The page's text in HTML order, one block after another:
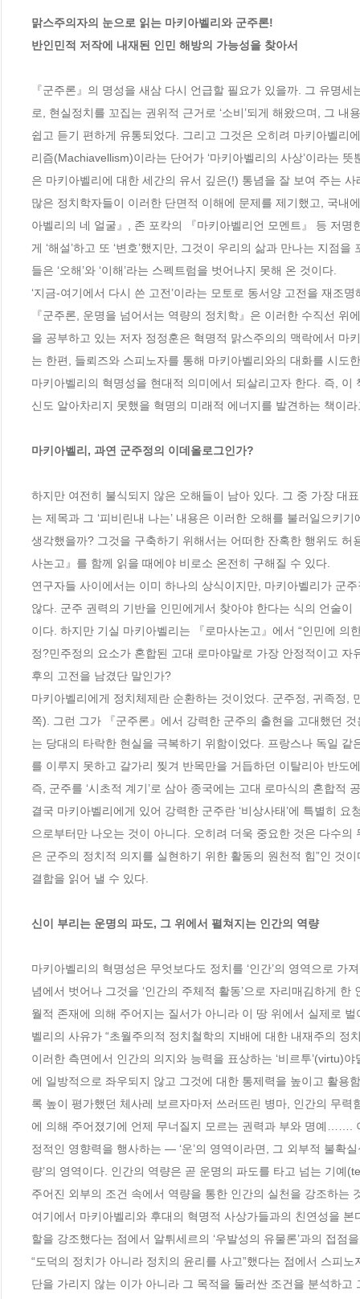
맑스주의자의 눈으로 읽는 마키아벨리와 군주론!
반인민적 저작에 내재된 인민 해방의 가능성을 찾아서
『군주론』의 명성을 새삼 다시 언급할 필요가 있을까. 그 유명
로, 현실정치를 꼬집는 권위적 근거로 ‘소비’되게 해왔으며, 그 내
쉽고 듣기 편하게 유통되었다. 그리고 그것은 오히려 마키아벨리
리즘(Machiavellism)이라는 단어가 ‘마키아벨리의 사상’이라는
은 마키아벨리에 대한 세간의 유서 깊은(!) 통념을 잘 보여 주는 사
많은 정치학자들이 이러한 단면적 이해에 문제를 제기했고, 국내
아벨리의 네 얼굴』, 존 포칵의 『마키아벨리언 모멘트』 등 저
게 ‘해설’하고 또 ‘변호’했지만, 그것이 우리의 삶과 만나는 지점
들은 ‘오해’와 ‘이해’라는 스펙트럼을 벗어나지 못해 온 것이다.
‘지금-여기에서 다시 쓴 고전’이라는 모토로 동서양 고전을 재조
『군주론, 운명을 넘어서는 역량의 정치학』은 이러한 수직선
을 공부하고 있는 저자 정정훈은 혁명적 맑스주의의 맥락에서 마
는 한편, 들뢰즈와 스피노자를 통해 마키아벨리와의 대화를 시도
마키아벨리의 혁명성을 현대적 의미에서 되살리고자 한다. 즉,
신도 알아차리지 못했을 혁명의 미래적 에너지를 발견하는 책이
마키아벨리, 과연 군주정의 이데올로그인가?
하지만 여전히 불식되지 않은 오해들이 남아 있다. 그 중 가장 대
는 제목과 그 ‘피비린내 나는’ 내용은 이러한 오해를 불러일으키
생각했을까? 그것을 구축하기 위해서는 어떠한 잔혹한 행위도
사논고』를 함께 읽을 때에야 비로소 온전히 구해질 수 있다.
연구자들 사이에서는 이미 하나의 상식이지만, 마키아벨리가 군
않다. 군주 권력의 기반을 인민에게서 찾아야 한다는 식의 언술
이다. 하지만 기실 마키아벨리는 『로마사논고』에서 “인민에
정?민주정의 요소가 혼합된 고대 로마야말로 가장 안정적이고 자
후의 고전을 남겼단 말인가?
마키아벨리에게 정치체제란 순환하는 것이었다. 군주정, 귀족정
쪽). 그런 그가 『군주론』에서 강력한 군주의 출현을 고대했던
는 당대의 타락한 현실을 극복하기 위함이었다. 프랑스나 독일
를 이루지 못하고 갈가리 찢겨 반목만을 거듭하던 이탈리아 반도
즉, 군주를 ‘시초적 계기’로 삼아 종국에는 고대 로마식의 혼합적
결국 마키아벨리에게 있어 강력한 군주란 ‘비상사태’에 특별히
으로부터만 나오는 것이 아니다. 오히려 더욱 중요한 것은 다수
은 군주의 정치적 의지를 실현하기 위한 활동의 원천적 힘”인 것
결합을 읽어 낼 수 있다.
신이 부리는 운명의 파도, 그 위에서 펼쳐지는 인간의 역량
마키아벨리의 혁명성은 무엇보다도 정치를 ‘인간’의 영역으로 가
념에서 벗어나 그것을 ‘인간의 주체적 활동’으로 자리매김하게
월적 존재에 의해 주어지는 질서가 아니라 이 땅 위에서 실제로
벨리의 사유가 “초월주의적 정치철학의 지배에 대한 내재주의
이러한 측면에서 인간의 의지와 능력을 표상하는 ‘비르투’(virtu)
에 일방적으로 좌우되지 않고 그것에 대한 통제력을 높이고 활용
록 높이 평가했던 체사레 보르자마저 쓰러뜨린 병마, 인간의 무
에 의해 주어졌기에 언제 무너질지 모르는 권력과 부와 명예…….
정적인 영향력을 행사하는 ― ‘운’의 영역이라면, 그 외부적 불확
량’의 영역이다. 인간의 역량은 곧 운명의 파도를 타고 넘는 기예
주어진 외부의 조건 속에서 역량을 통한 인간의 실천을 강조하는
여기에서 마키아벨리와 후대의 혁명적 사상가들과의 친연성을
할을 강조했다는 점에서 알튀세르의 ‘우발성의 유물론’과의 접
“도덕의 정치가 아니라 정치의 윤리를 사고”했다는 점에서 스피
단을 가리지 않는 이가 아니라 그 목적을 둘러싼 조건을 분석하